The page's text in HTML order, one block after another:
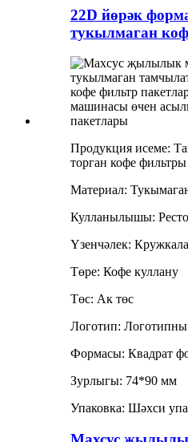
22D йөрәк
тукылмаган
Продукция исеме:
торган кофе
Материал:
Кулланылышы:
Үзенчәлек:
Төре: Кофе куллану
Төс: Ак төс
Логотип: Логотипны
Формасы: Квадрат
Зурлыгы: 74*90 мм
Упаковка: Шәхси